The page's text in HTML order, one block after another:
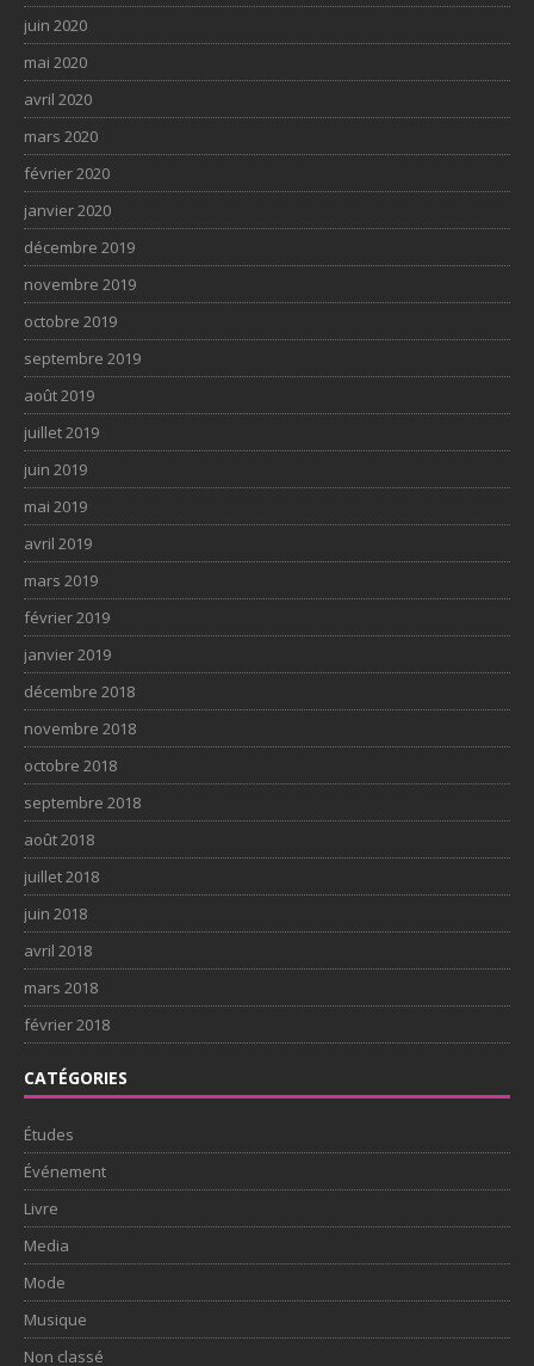
juin 2020
mai 2020
avril 2020
mars 2020
février 2020
janvier 2020
décembre 2019
novembre 2019
octobre 2019
septembre 2019
août 2019
juillet 2019
juin 2019
mai 2019
avril 2019
mars 2019
février 2019
janvier 2019
décembre 2018
novembre 2018
octobre 2018
septembre 2018
août 2018
juillet 2018
juin 2018
avril 2018
mars 2018
février 2018
CATÉGORIES
Études
Événement
Livre
Media
Mode
Musique
Non classé